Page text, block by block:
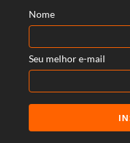
Nome
Seu melhor e-mail